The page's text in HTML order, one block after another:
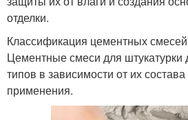
отделки.
Классификация цементных
Цементные смеси для штукатурки
типов в зависимости от их
применения.